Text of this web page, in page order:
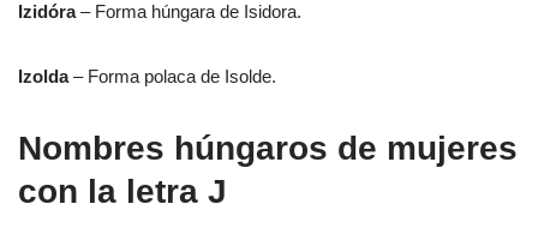
Izidóra– Forma húngara de Isidora.
Izolda– Forma polaca de Isolde.
Nombres húngaros de mujeres
con la letra J